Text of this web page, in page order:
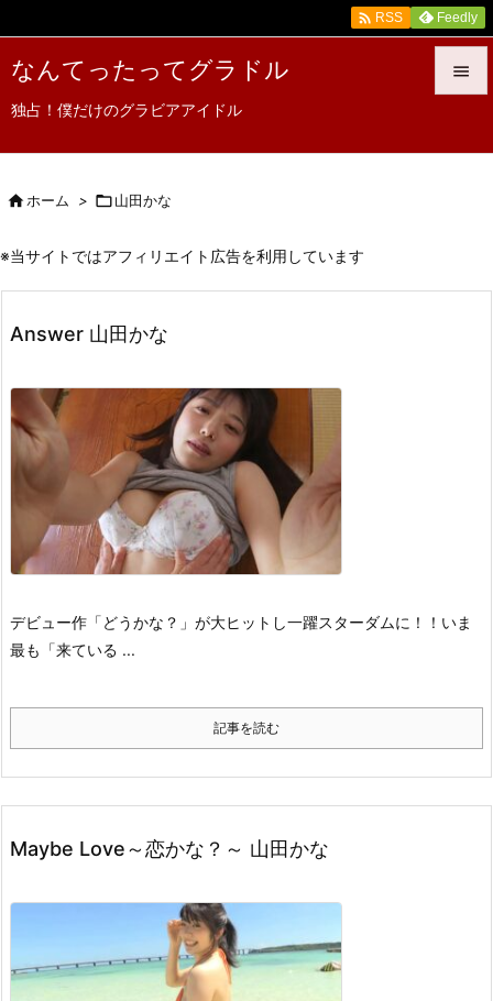
なんてったってグラドル
独占！僕だけのグラビアアイドル


 RSS Feedly
ホーム > 山田かな
※当サイトではアフィリエイト広告を利用しています
Answer 山田かな
デビュー作「どうかな？」が大ヒットし一躍スターダムに！！いま
最も「来ている ...
記事を読む
Maybe Love～恋かな？～ 山田かな